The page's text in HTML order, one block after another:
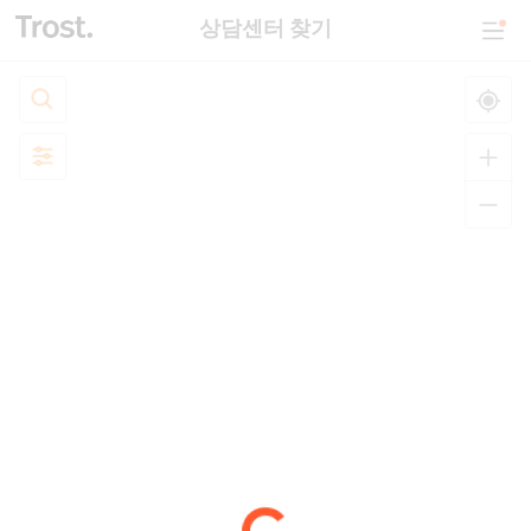
상담센터 찾기